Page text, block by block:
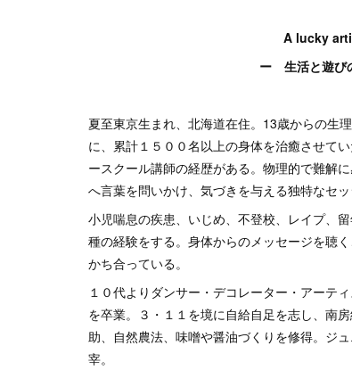
A lucky
ー 生活と遊び
夏至東京生まれ、北海道在住。13歳からの生
に、累計１５００名以上の身体を治癒させて
ースクール講師の経歴がある。物理的で難解
へ言葉を問いかけ、気づきを与える独特なセッ
小児喘息の疾患、いじめ、不登校、レイプ、
種の経験をする。身体からのメッセージを聴
かち合っている。
１０代よりダンサー・デコレーター・アーテ
を卒業。３・１１を境に自給自足を志し、南
助、自然農法、味噌や醤油づくりを修得。ジ
宰。